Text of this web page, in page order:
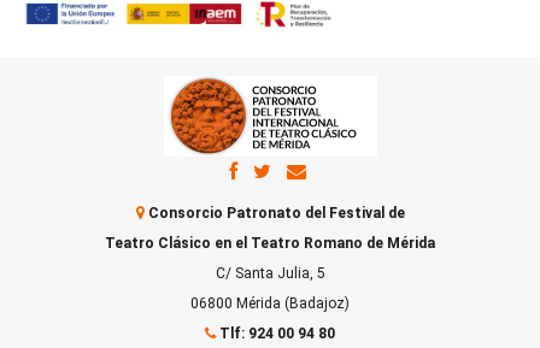
Consorcio Patronato del Festival de
Teatro Clásico en el Teatro Romano de Mérida
C/ Santa Julia, 5
06800 Mérida (Badajoz)
Tlf: 924 00 94 80